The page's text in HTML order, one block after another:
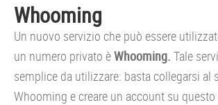
Whooming
Un nuovo servizio che può essere
un numero privato èWhooming. Tale
semplice da utilizzare: basta collegarsi al
Whooming e creare un account su